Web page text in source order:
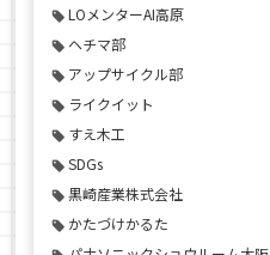
LOメンターAI高原
ヘチマ部
アップサイクル部
ライクイット
すえ木工
SDGs
黒崎産業株式会社
かたづけかるた